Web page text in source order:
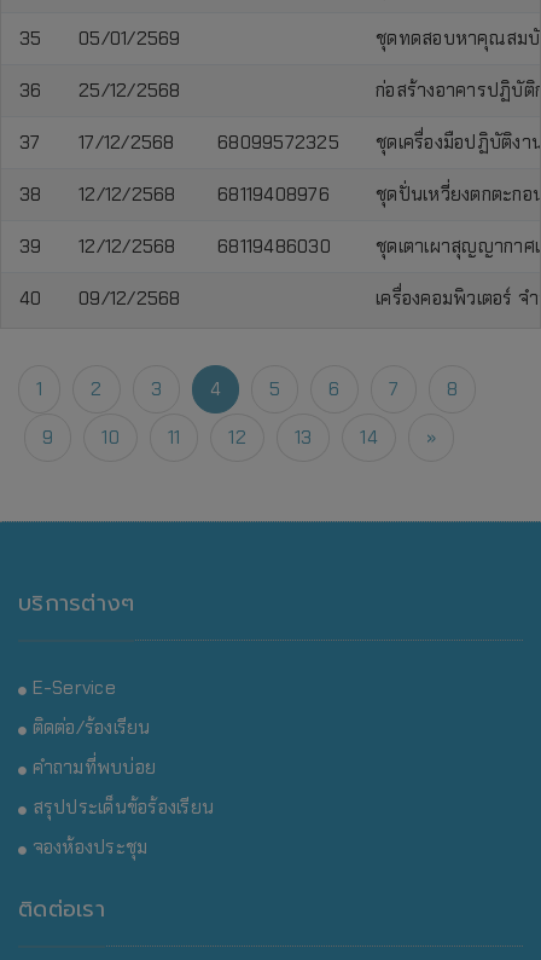
35 05/01/2569 ชุดทดสอบหาคุณสมบั
36 25/12/2568 ก่อสร้างอาคารปฏิบัติ
37 17/12/2568 68099572325 ชุดเครื่องมือปฏิบัติง
38 12/12/2568 68119408976 ชุดปั่นเหวี่ยงตกตะก
39 12/12/2568 68119486030 ชุดเตาเผาสุญญากา
40 09/12/2568 เครื่องคอมพิวเตอร์ จ
1 2 3 4 5 6 7
8
9
10 11 12 13 14 »
บริการต่างๆ
E-Service
ติดต่อ/ร้องเรียน
คำถามที่พบบ่อย
สรุปประเด็นข้อร้องเรียน
จองห้องประชุม
ติดต่อเรา